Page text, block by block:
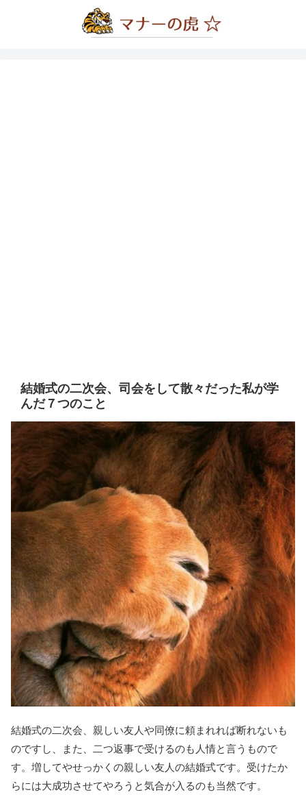
結婚式の二次会、司会をして散々だった私が学
んだ７つのこと
結婚式の二次会、親しい友人や同僚に頼まれれば断れないも
のですし、また、二つ返事で受けるのも人情と言うもので
す。増してやせっかくの親しい友人の結婚式です。受けたか
らには大成功させてやろうと気合が入るのも当然です。